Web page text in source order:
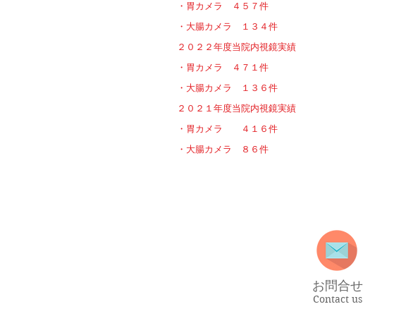
・胃カメラ ４５７件
・大腸カメラ １３４件
２０２２年度当院内視鏡実績
・胃カメラ ４７１件
・大腸カメラ １３６件
２０２１年度当院内視鏡実績
・胃カメラ ４１６件
・大腸カメラ ８６件
お問合せ
Contact us